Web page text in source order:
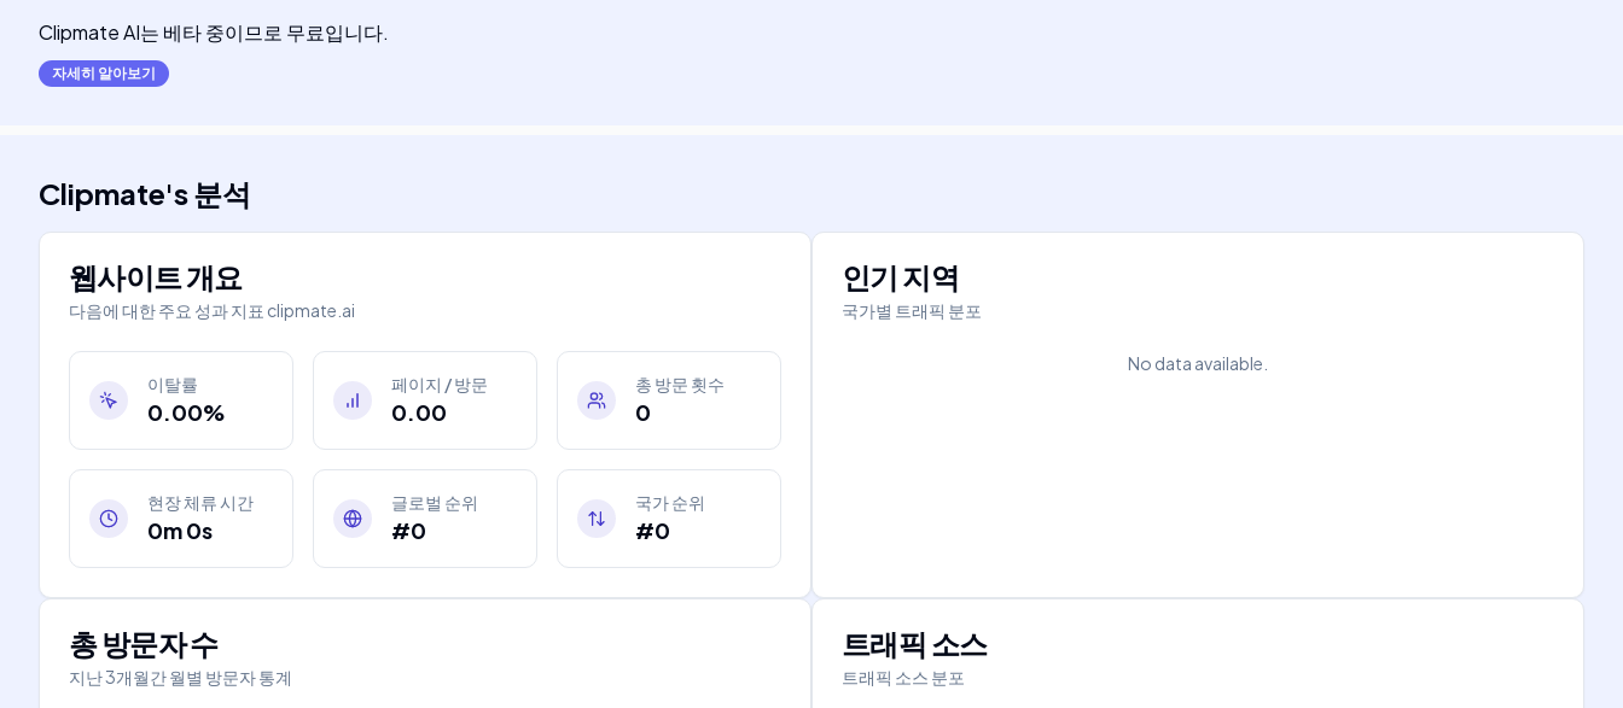
Clipmate AI는 베타 중이므로 무료입니다.
자세히 알아보기
Clipmate's분석
웹사이트 개요
다음에 대한 주요 성과 지표 clipmate.ai
이탈률
0.00%
페이지 / 방문
0.00
총 방문 횟수
0
현장 체류 시간
0m 0s
글로벌 순위
#0
국가 순위
#0
인기 지역
국가별 트래픽 분포
No data available.
총 방문자 수
지난 3개월간 월별 방문자 통계
트래픽 소스
트래픽 소스 분포